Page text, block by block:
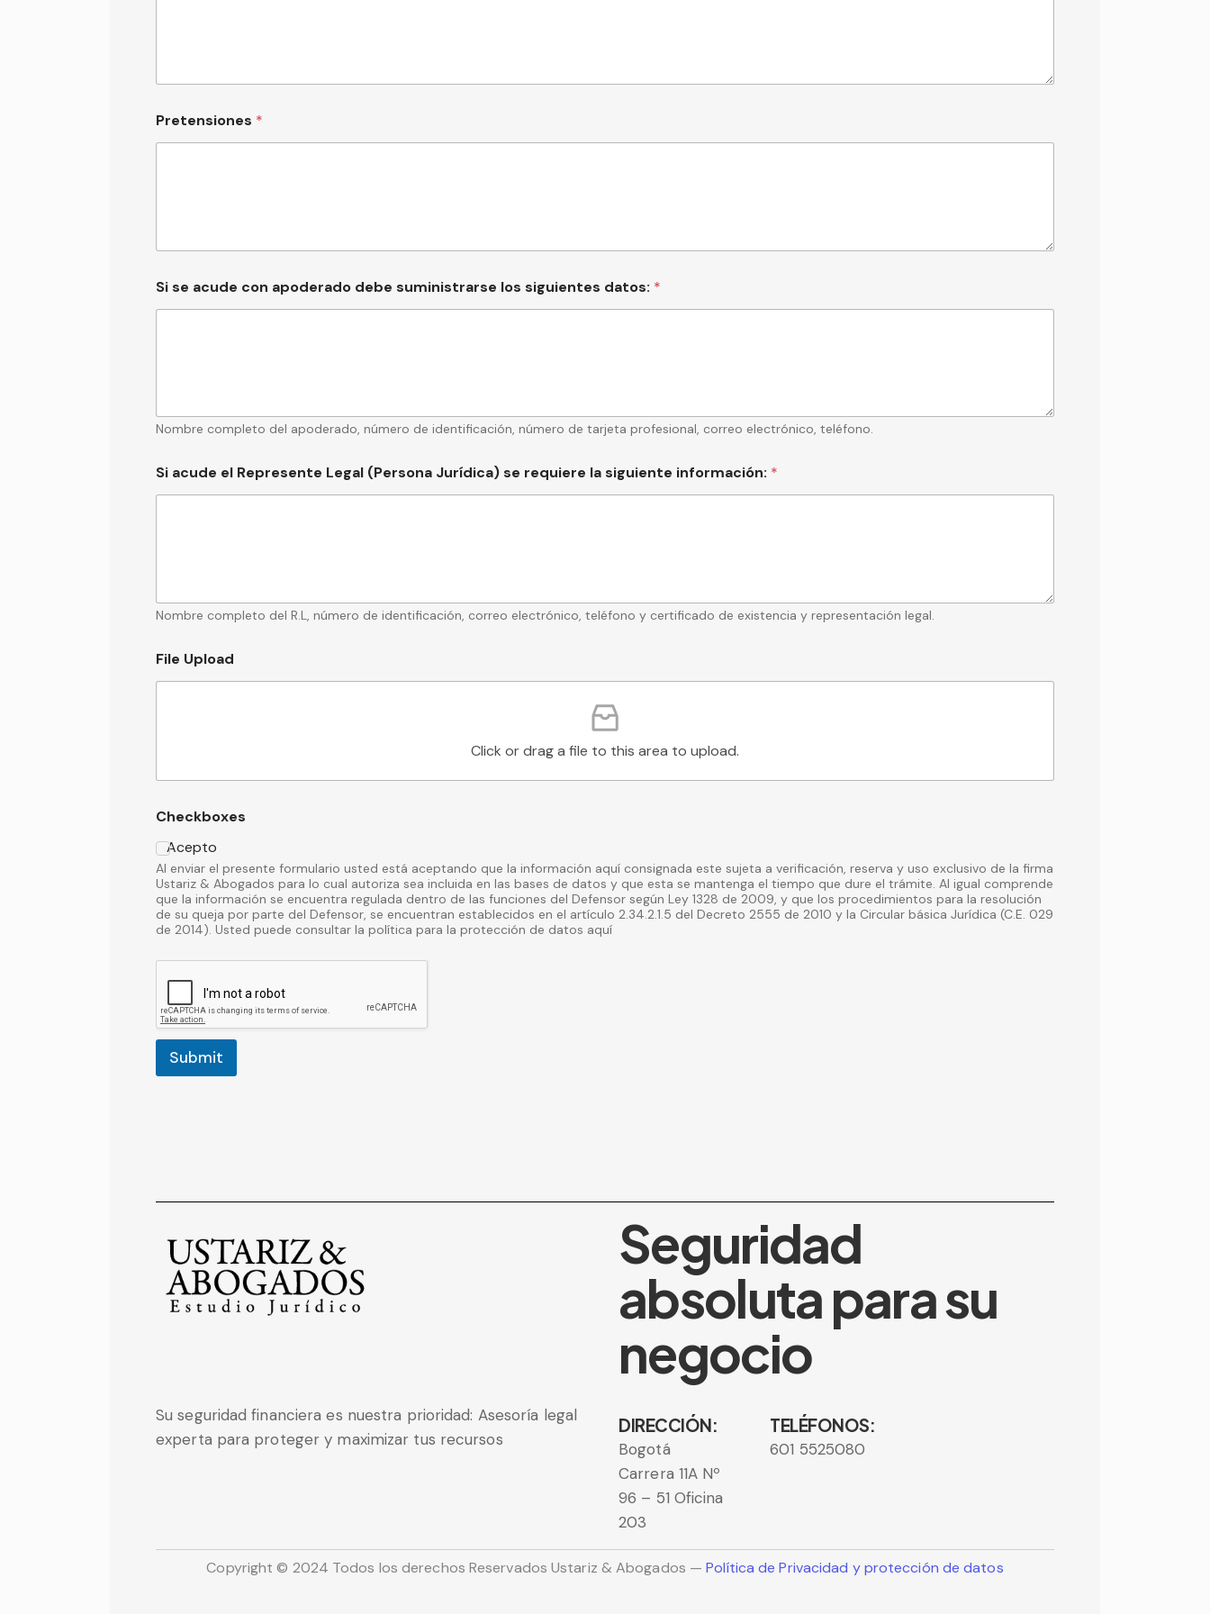
Pretensiones *
Si se acude con apoderado debe suministrarse los siguientes datos: *
Nombre completo del apoderado, número de identificación, número de tarjeta profesional, correo electrónico, teléfono.
Si acude el Represente Legal (Persona Jurídica) se requiere la siguiente información: *
Nombre completo del R.L, número de identificación, correo electrónico, teléfono y certificado de existencia y representación legal.
File Upload
Click or drag a file to this area to upload.
Checkboxes
Acepto
Al enviar el presente formulario usted está aceptando que la información aquí consignada este sujeta a verificación, reserva y uso exclusivo de la firma
Ustariz & Abogados para lo cual autoriza sea incluida en las bases de datos y que esta se mantenga el tiempo que dure el trámite. Al igual comprende
que la información se encuentra regulada dentro de las funciones del Defensor según Ley 1328 de 2009, y que los procedimientos para la resolución
de su queja por parte del Defensor, se encuentran establecidos en el artículo 2.34.2.1.5 del Decreto 2555 de 2010 y la Circular básica Jurídica (C.E. 029
de 2014). Usted puede consultar la política para la protección de datos aquí
Submit
Seguridad
absoluta para su
negocio
Su seguridad financiera es nuestra prioridad: Asesoría legal
experta para proteger y maximizar tus recursos
DIRECCIÓN:
Bogotá
Carrera 11A Nº
96 – 51 Oficina
203
TELÉFONOS:
601 5525080
Copyright © 2024 Todos los derechos Reservados Ustariz & Abogados —Política de Privacidad y protección de datos